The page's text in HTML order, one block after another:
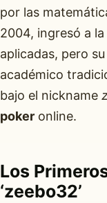
por las
2004, ingresó a
aplicadas, pero
académico
bajo el nickname
pokeronline.
Los
‘zeebo32’